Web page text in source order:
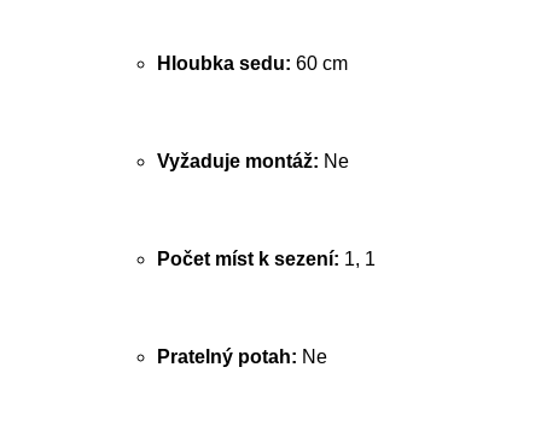
Hloubka sedu: 60 cm
Vyžaduje montáž: Ne
Počet míst k sezení: 1, 1
Pratelný potah: Ne